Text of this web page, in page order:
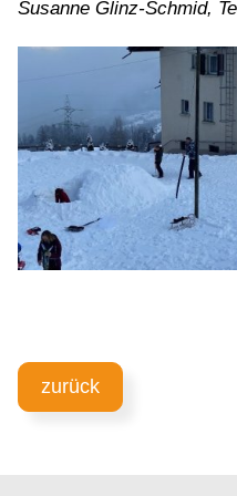
Susanne Glinz-Schmid,
zurück